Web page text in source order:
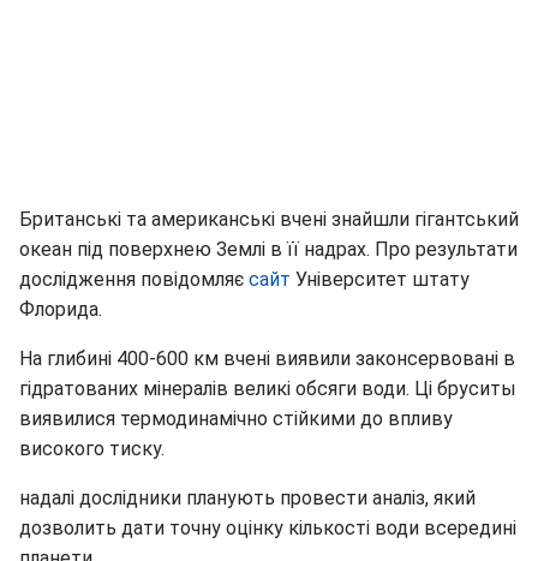
Британські та американські вчені знайшли гігантський
океан під поверхнею Землі в її надрах. Про результати
дослідження повідомляє сайт Університет штату
Флорида.
На глибині 400-600 км вчені виявили законсервовані в
гідратованих мінералів великі обсяги води. Ці бруситы
виявилися термодинамічно стійкими до впливу
високого тиску.
надалі дослідники планують провести аналіз, який
дозволить дати точну оцінку кількості води всередині